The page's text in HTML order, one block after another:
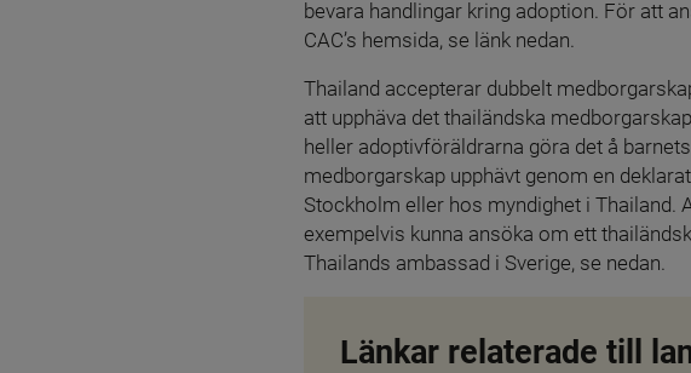
bevara handlingar kring adoption. För att
CAC’s hemsida, se länk nedan.
Thailand accepterar dubbelt
att upphäva det thailändska
heller adoptivföräldrarna göra det å
medborgarskap upphävt genom en
Stockholm eller hos myndighet i
exempelvis kunna ansöka om ett
Thailands ambassad i Sverige, se nedan.
Länkar relaterade till